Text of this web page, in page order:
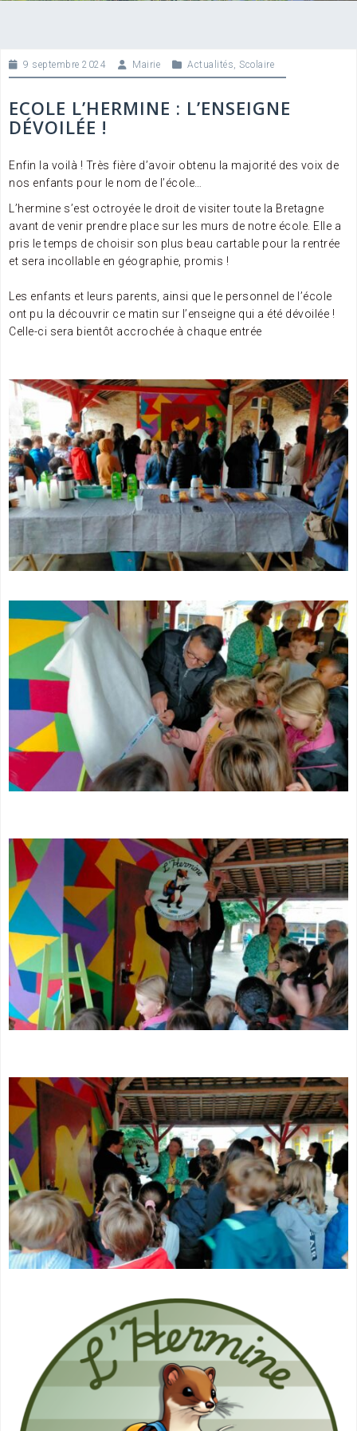
9 septembre 2024 Mairie Actualités, Scolaire
ECOLE L’HERMINE : L’ENSEIGNE
DÉVOILÉE !
Enfin la voilà ! Très fière d’avoir obtenu la majorité des voix de
nos enfants pour le nom de l’école…
L’hermine s’est octroyée le droit de visiter toute la Bretagne
avant de venir prendre place sur les murs de notre école. Elle a
pris le temps de choisir son plus beau cartable pour la rentrée
et sera incollable en géographie, promis !
Les enfants et leurs parents, ainsi que le personnel de l’école
ont pu la découvrir ce matin sur l’enseigne qui a été dévoilée !
Celle-ci sera bientôt accrochée à chaque entrée